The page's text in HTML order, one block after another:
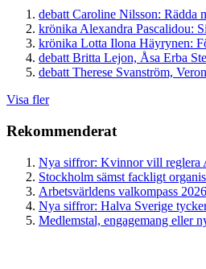
debatt Caroline Nilsson: Rädda
krönika Alexandra Pascalidou:
krönika Lotta Ilona Häyrynen:
debatt Britta Lejon, Åsa Erba
debatt Therese Svanström,
Visa fler
Rekommenderat
Nya siffror: Kvinnor vill reglera
Stockholm sämst fackligt
Arbetsvärldens valkompass
Nya siffror: Halva Sverige
Medlemstal, engagemang eller